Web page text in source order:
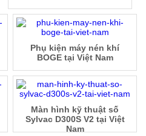
Phụ kiện máy nén khí
BOGE tại Việt Nam
Màn hình kỹ thuật số
Sylvac D300S V2 tại Việt
Nam